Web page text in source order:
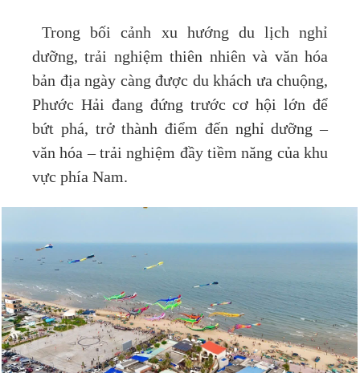
Trong bối cảnh xu hướng du lịch nghỉ
dưỡng, trải nghiệm thiên nhiên và văn hóa
bản địa ngày càng được du khách ưa chuộng,
Phước Hải đang đứng trước cơ hội lớn để
bứt phá, trở thành điểm đến nghỉ dưỡng –
văn hóa – trải nghiệm đầy tiềm năng của khu
vực phía Nam.